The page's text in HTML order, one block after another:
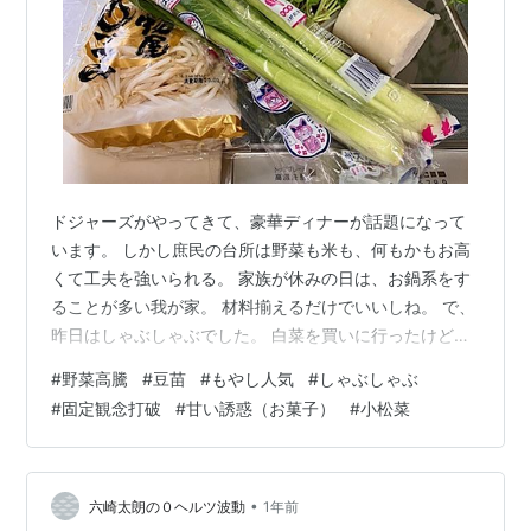
ドジャーズがやってきて、豪華ディナーが話題になって
います。 しかし庶民の台所は野菜も米も、何もかもお高
くて工夫を強いられる。 家族が休みの日は、お鍋系をす
ることが多い我が家。 材料揃えるだけでいいしね。 で、
昨日はしゃぶしゃぶでした。 白菜を買いに行ったけど、
０円。 あまりの高値に手が出ず、買いませんでした。 代
わりに入れた野菜たち。 もやし 小松菜 育って２回目の
豆苗 大根 あとお肉と春雨とおもち、ラーメン。 大根は
千切りキャベツ用のピーラーで薄く切ります。 豆苗はあ
んまり好きじゃなかったけど、これから出番増えそう。
#野菜高騰 #豆苗 #もやし人気 #しゃぶしゃぶ
#固定観念打破 #甘い誘惑（お菓子） #小松菜
六崎太朗の０ヘルツ波動 • 1年前